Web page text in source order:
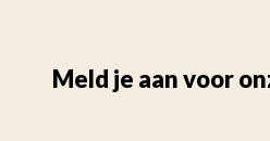
Meld je aan voor